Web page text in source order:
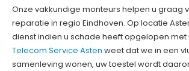
Onze vakkundige monteurs helpen u graag
reparatie in regio Eindhoven. Op locatie
dienst indien u schade heeft opgelopen met
Telecom Service Asten weet dat we in een
samenleving wonen, uw toestel wordt